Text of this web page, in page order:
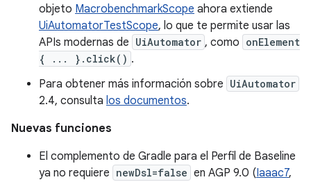
objeto MacrobenchmarkScope ahora extiende
UiAutomatorTestScope, lo que te permite usar las
APIs modernas de UiAutomator , como onElement
{ ... }.click() .
Para obtener más información sobre UiAutomator
2.4, consulta los documentos.
Nuevas funciones
El complemento de Gradle para el Perfil de Baseline
ya no requiere newDsl=false en AGP 9.0 (Iaaac7,